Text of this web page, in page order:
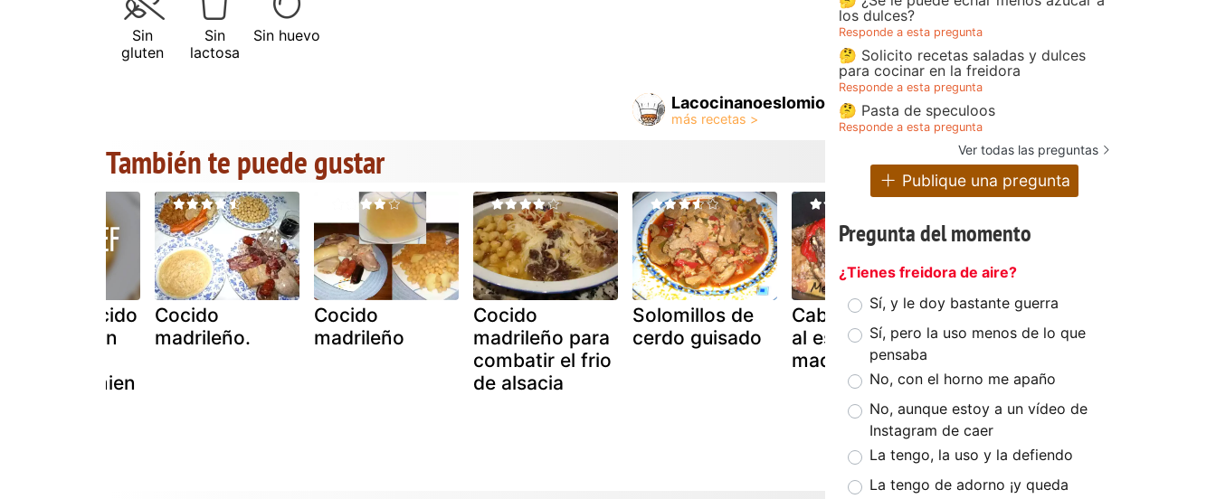
Sin
gluten
Sin
lactosa
Sin huevo
Lacocinanoeslomio
También te puede gustar
de cocido
sin
Cocido
madrileño.
Cocido
madrileño
Cocido
madrileño para
combatir el frio
de alsacia
Solomillos de
cerdo guisado
Cabrito guisado
al estilo de mi
madre
Cuello de
ternasco
los dulces?
Responde a esta pregunta
🤔 Solicito recetas saladas y dulces
para cocinar en la freidora
Responde a esta pregunta
🤔 Pasta de speculoos
Responde a esta pregunta
Ver todas las preguntas
Publique una pregunta
Pregunta del momento
¿Tienes freidora de aire?
Sí, y le doy bastante guerra
Sí, pero la uso menos de lo que
pensaba
No, con el horno me apaño
No, aunque estoy a un vídeo de
Instagram de caer
La tengo, la uso y la defiendo
La tengo de adorno ¡y queda